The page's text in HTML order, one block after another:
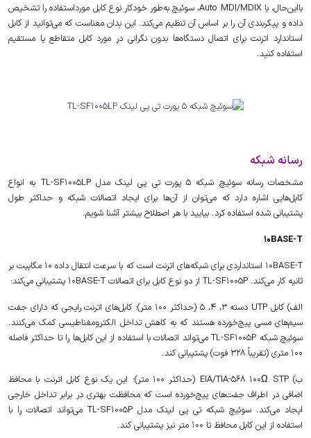
بااین‌حال، با Auto MDI/MDIX، سوئیچ به‌طور خودکار نوع کابل مورداستفاده را تشخیص
داده و پیکربندی آن را بر اساس آن تنظیم می‌کند. این بدان معناست که می‌توانید از کابل
استاندارد اترنت برای اتصال دستگاه‌ها بدون نگرانی در مورد کابل متقاطع یا مستقیم
استفاده کنید.
رسانه شبکه
مشخصات رسانه سوئیچ شبکه 5 پورت تی پی لینک مدل TL-SF1005LP به انواع
کابل‌هایی اشاره دارد که می‌توان از آن‌ها برای ایجاد اتصالات شبکه و حداکثر طول
پشتیبانی شده استفاده کرد. بیایید با هر اصطلاح بیشتر آشنا شویم.
10BASE-T
10BASE-T استانداردی برای شبکه‌های اترنت است که با سرعت انتقال داده 10 مگابیت بر
ثانیه کار می‌کند. TL-SF1005P از دو نوع کابل برای اتصالات 10BASE-T پشتیبانی می‌کند:
الف) کابل UTP دسته 3، 4، 5 (حداکثر 100 متر): کابل‌های اترنت رایجی که دارای جفت
سیم‌های مسی پیچ‌خورده هستند که به کاهش تداخل الکترومغناطیسی کمک می‌کنند.
سوئیچ شبکه TL-SF1005P می‌تواند اتصالات با استفاده از این کابل‌ها را تا حداکثر فاصله
100 متری (تقریباً 328 فوت) پشتیبانی کند.
ب) EIA/TIA-568 100Ω STP (حداکثر 100 متر): این یک نوع کابل اترنت با محافظ
اضافی در اطراف جفت‌های پیچ‌خورده است که محافظت بهتری در برابر تداخل خارجی
ایجاد می‌کند. سوئیچ شبکه تی پی لینک مدل TL-SF1005P می‌تواند اتصالات را با
استفاده از این کابل محافظ تا 100 متر نیز پشتیبانی کند.